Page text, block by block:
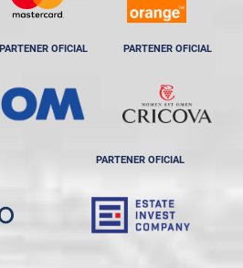
PARTENER OFICIAL PARTENER OFICIAL
PARTENER OFICIAL